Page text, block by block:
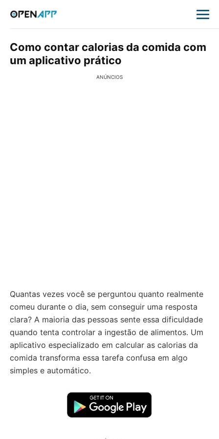
Como contar calorias da comida com
um aplicativo prático
ANÚNCIOS
Quantas vezes você se perguntou quanto realmente
comeu durante o dia, sem conseguir uma resposta
clara? A maioria das pessoas sente essa dificuldade
quando tenta controlar a ingestão de alimentos. Um
aplicativo especializado em calcular as calorias da
comida transforma essa tarefa confusa em algo
simples e automático.